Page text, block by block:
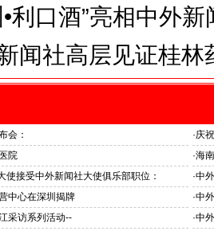
•利口酒”亮相中外
闻社高层见证桂
会：
安全
·庆
韦燕
院 ·海
海
接受中外新闻社大使俱乐部职位：
通
·中
杭
中心在深圳揭牌 ·中
浙
采访系列活动--
·中